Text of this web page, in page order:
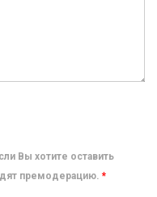
Вы хотите оставить
премодерацию. *